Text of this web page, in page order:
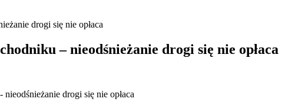
drogi się nie opłaca
– nieodśnieżanie drogi się nie opłaca